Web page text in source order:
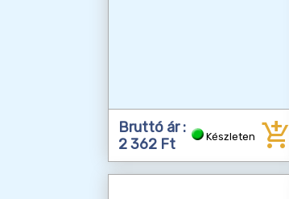
Bruttó ár :
2 362 Ft
Készleten add_shopping_cart